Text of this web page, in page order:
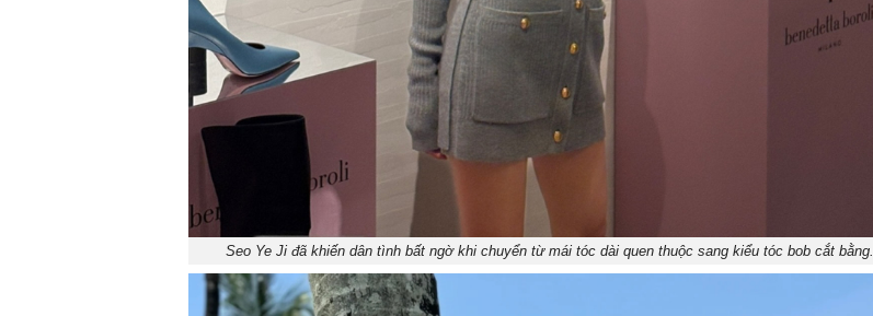
Seo Ye Ji đã khiến dân tình bất ngờ khi chuyển từ mái tóc dài quen thuộc sang kiểu tóc bob cắt bằng.